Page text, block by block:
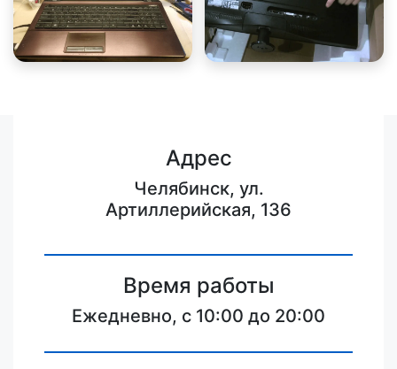
Адрес
Челябинск, ул.
Артиллерийская, 136
Время работы
Ежедневно, с 10:00 до 20:00